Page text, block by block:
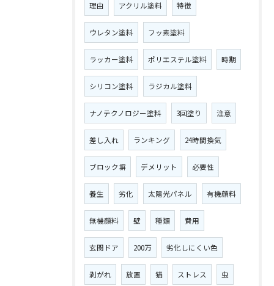
理由 アクリル塗料 特徴
ウレタン塗料 フッ素塗料
ラッカー塗料 ポリエステル塗料 時期
シリコン塗料 ラジカル塗料
ナノテクノロジー塗料 3回塗り 注意
差し入れ ランキング 24時間換気
ブロック塀 デメリット 必要性
養生 劣化 太陽光パネル 有機顔料
無機顔料 壁 種類 費用
玄関ドア 200万 劣化しにくい色
剥がれ 放置 猫 ストレス 虫